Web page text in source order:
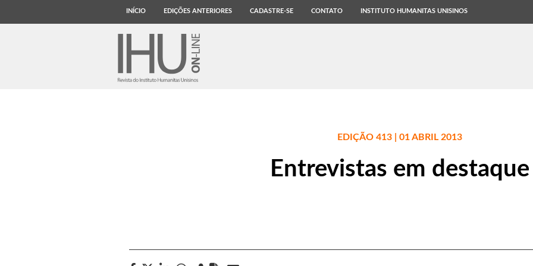
INÍCIO EDIÇÕES ANTERIORES CADASTRE-SE CONTATO INSTITUTO HUMANITAS UNISINOS
EDIÇÃO 413 | 01 ABRIL 2013
Entrevistas em destaque